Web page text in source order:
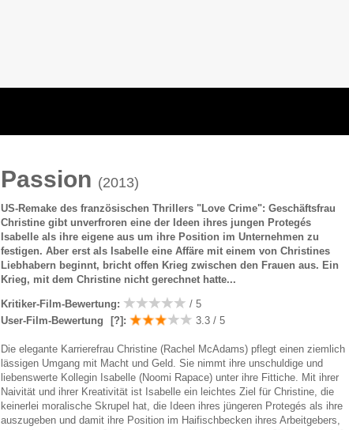
Passion (2013)
US-Remake des französischen Thrillers "Love Crime": Geschäftsfrau
Christine gibt unverfroren eine der Ideen ihres jungen Protegés
Isabelle als ihre eigene aus um ihre Position im Unternehmen zu
festigen. Aber erst als Isabelle eine Affäre mit einem von Christines
Liebhabern beginnt, bricht offen Krieg zwischen den Frauen aus. Ein
Krieg, mit dem Christine nicht gerechnet hatte...
Kritiker-Film-Bewertung:
/ 5
User-Film-Bewertung
[?] : 3.3 / 5
Die elegante Karrierefrau Christine (Rachel McAdams) pflegt einen ziemlich
lässigen Umgang mit Macht und Geld. Sie nimmt ihre unschuldige und
liebenswerte Kollegin Isabelle (Noomi Rapace) unter ihre Fittiche. Mit ihrer
Naivität und ihrer Kreativität ist Isabelle ein leichtes Ziel für Christine, die
keinerlei moralische Skrupel hat, die Ideen ihres jüngeren Protegés als ihre
auszugeben und damit ihre Position im Haifischbecken ihres Arbeitgebers,